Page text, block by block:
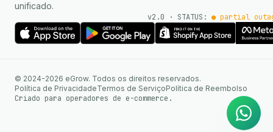
unificado.
v2.0 · STATUS: ● partial
© 2024-2026 eGrow. Todos os direitos reservados.
Política de PrivacidadeTermos de ServiçoPolítica de Reembolso
Criado para operadores de e-commerce.
WhatsApp